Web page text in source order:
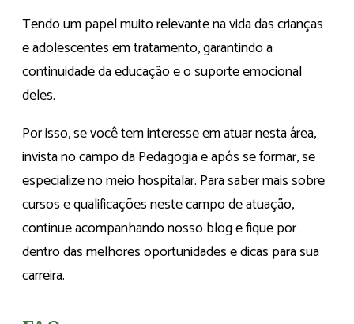
Tendo um papel muito relevante na vida das crianças
e adolescentes em tratamento, garantindo a
continuidade da educação e o suporte emocional
deles.
Por isso, se você tem interesse em atuar nesta área,
invista no campo da Pedagogia e após se formar, se
especialize no meio hospitalar. Para saber mais sobre
cursos e qualificações neste campo de atuação,
continue acompanhando nosso blog e fique por
dentro das melhores oportunidades e dicas para sua
carreira.